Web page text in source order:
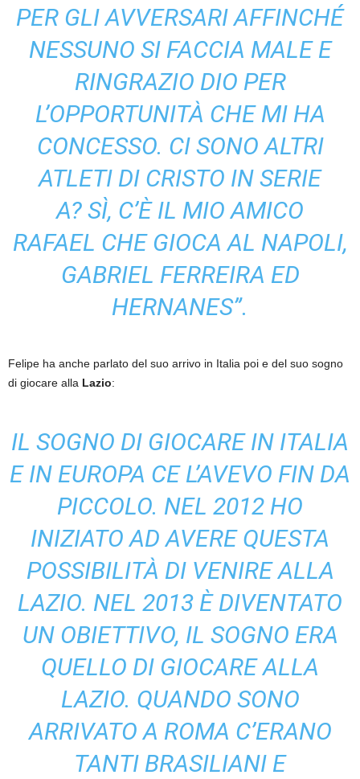
PER GLI AVVERSARI AFFINCHÉ
NESSUNO SI FACCIA MALE E
RINGRAZIO DIO PER
L’OPPORTUNITÀ CHE MI HA
CONCESSO. CI SONO ALTRI
ATLETI DI CRISTO IN SERIE
A? SÌ, C’È IL MIO AMICO
RAFAEL CHE GIOCA AL NAPOLI,
GABRIEL FERREIRA ED
HERNANES”.
Felipe ha anche parlato del suo arrivo in Italia poi e del suo sogno
di giocare alla Lazio:
IL SOGNO DI GIOCARE IN ITALIA
E IN EUROPA CE L’AVEVO FIN DA
PICCOLO. NEL 2012 HO
INIZIATO AD AVERE QUESTA
POSSIBILITÀ DI VENIRE ALLA
LAZIO. NEL 2013 È DIVENTATO
UN OBIETTIVO, IL SOGNO ERA
QUELLO DI GIOCARE ALLA
LAZIO. QUANDO SONO
ARRIVATO A ROMA C’ERANO
TANTI BRASILIANI E